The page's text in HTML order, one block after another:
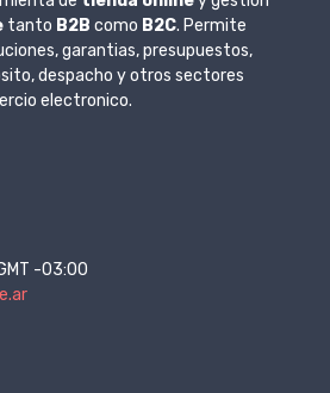
tanto B2B como B2C. Permite
garantias, presupuestos,
despacho y otros sectores
electronico.
-03:00